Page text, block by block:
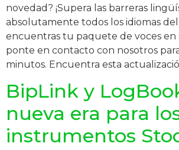
novedad? ¡Supera las barreras
absolutamente todos los idiomas
encuentras tu paquete de voces en
ponte en contacto con nosotros
minutos. Encuentra esta
BipLink y
nueva era para
instrumentos